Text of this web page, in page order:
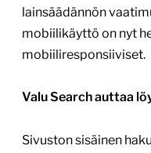
lainsäädännön
mobiilikäyttö on nyt
mobiiliresponsiiviset.
Valu Search auttaa
Sivuston sisäinen